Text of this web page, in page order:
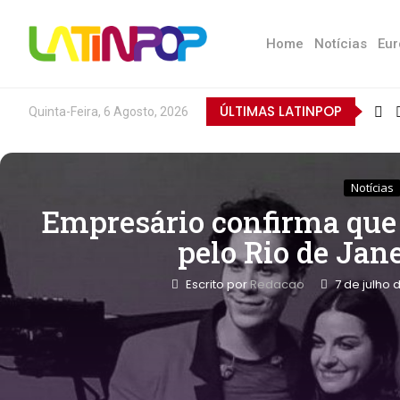
Home Notícias
Quinta-Feira, 6 Agosto, 2026 ÚLTIMAS LATINPOP
Notícias
Empresário confirma
pelo Rio de
Escrito porRedacao 7 de julho